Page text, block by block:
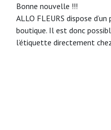
Bonne nouvelle !!!
ALLO FLEURS dispose
boutique. Il est donc
l’étiquette directement